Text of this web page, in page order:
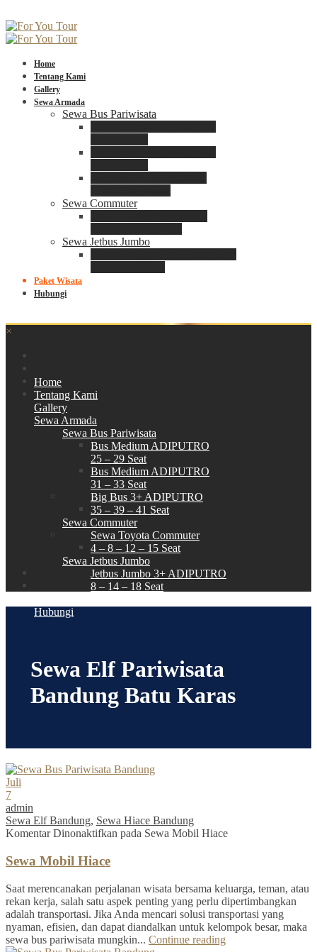
Home
Tentang Kami
Gallery
Sewa Armada
Sewa Bus Pariwisata
Sewa Commuter
Sewa Jetbus Jumbo
Paket Wisata
Hubungi
×
Home
Tentang Kami
Gallery
Sewa Armada
Sewa Bus Pariwisata
Bus Medium ADIPUTRO
25 – 29 Seat
Bus Medium ADIPUTRO
31 – 33 Seat
Big Bus 3+ ADIPUTRO
35 – 39 – 41 Seat
Sewa Commuter
Sewa Toyota Commuter
4 – 8 – 12 – 15 Seat
Sewa Jetbus Jumbo
Jetbus Jumbo 3+ ADIPUTRO
8 – 14 – 18 Seat
Hubungi
Sewa Elf Pariwisata
Bandung Batu Karas
Juli
7
admin
Sewa Elf Bandung, Sewa Hiace Bandung
Komentar Dinonaktifkan pada Sewa Mobil Hiace
Sewa Mobil Hiace
Saat merencanakan perjalanan wisata bersama keluarga, teman, atau
rekan kerja, salah satu aspek penting yang perlu dipertimbangkan
adalah transportasi. Jika Anda mencari solusi transportasi yang
nyaman, efisien, dan dapat diandalkan untuk kelompok besar, maka
sewa bus pariwisata mungkin... Continue reading